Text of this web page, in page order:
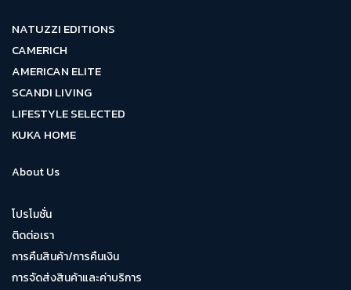
NATUZZI EDITIONS
CAMERICH
AMERICAN ELITE
SCANDI LIVING
LIFESTYLE SELECTED
KUKA HOME
About Us
โปรโมชั่น
ติดต่อเรา
การคืนสินค้า/การคืนเงิน
การจัดส่งสินค้าและค่าบริการ